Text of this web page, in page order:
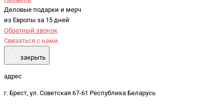
Деловые подарки и мерч
из Европы за 15 дней
Обратный звонок
Связаться с нами
закрыть
адрес
г. Брест, ул. Советская 67-61 Республика Беларусь